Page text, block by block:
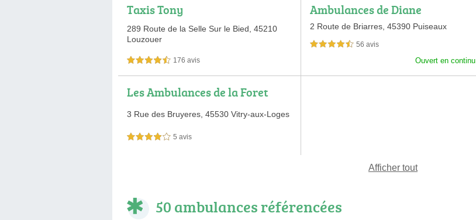
Taxis Tony
289 Route de la Selle Sur le Bied, 45210
Louzouer
4,5 étoiles sur 5 176 avis
Ambulances de Diane
2 Route de Briarres,45390 Puiseaux
4,5 étoiles sur 5 56 avis
Ouvert en continu
Les Ambulances de la Foret
3 Rue des Bruyeres, 45530 Vitry-aux-Loges
4,0 étoiles sur 5 5 avis
Afficher tout
50 ambulances référencées